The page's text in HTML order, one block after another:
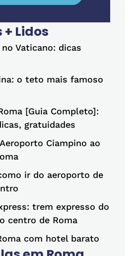
Lidos
Vaticano: dicas
o teto mais famoso
[Guia Completo]:
gratuidades
Ciampino ao
ir do aeroporto de
trem expresso do
centro de Roma
com hotel barato